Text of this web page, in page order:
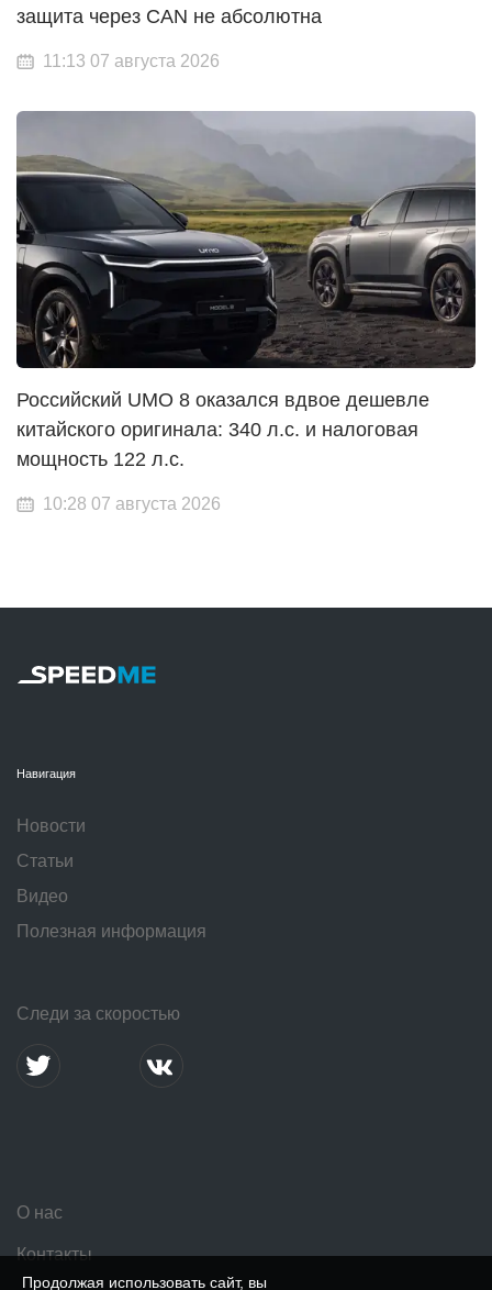
защита через CAN не абсолютна
11:13 07 августа 2026
Российский UMO 8 оказался вдвое дешевле
китайского оригинала: 340 л.с. и налоговая
мощность 122 л.с.
10:28 07 августа 2026
Продолжая использовать сайт, вы
Навигация
Новости
Статьи
Видео
Полезная информация
Следи за скоростью
О нас
Контакты